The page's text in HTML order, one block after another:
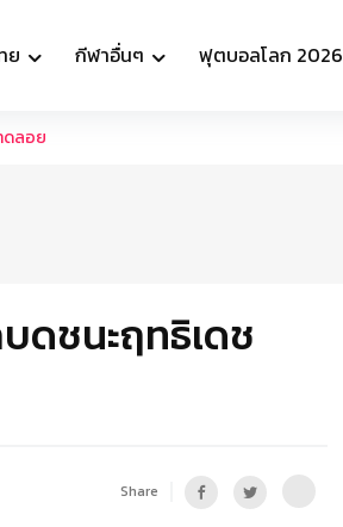
ย กีฬาอื่นๆ ฟุตบอลโลก 2026
ดลอย
ดชนะฤทธิเดช
Share